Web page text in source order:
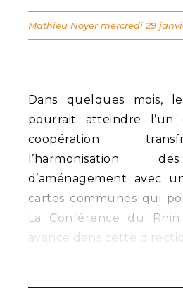
Dans quelques mois,
pourrait atteindre l’un
coopération
l’harmonisation
d’aménagement avec
cartes communes qui
La Conférence du Rhin
avance dans cette
Mathieu Noyer mercredi 29